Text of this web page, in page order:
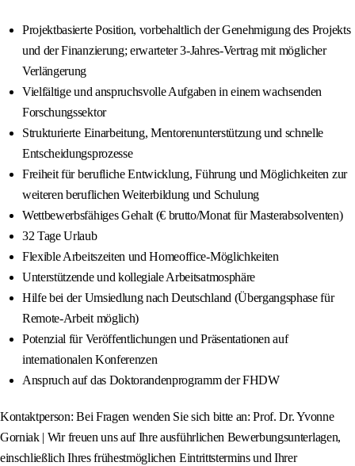
Projektbasierte Position, vorbehaltlich der Genehmigung des Projekts
und der Finanzierung; erwarteter 3-Jahres-Vertrag mit möglicher
Verlängerung
Vielfältige und anspruchsvolle Aufgaben in einem wachsenden
Forschungssektor
Strukturierte Einarbeitung, Mentorenunterstützung und schnelle
Entscheidungsprozesse
Freiheit für berufliche Entwicklung, Führung und Möglichkeiten zur
weiteren beruflichen Weiterbildung und Schulung
Wettbewerbsfähiges Gehalt (€ brutto/Monat für Masterabsolventen)
32 Tage Urlaub
Flexible Arbeitszeiten und Homeoffice-Möglichkeiten
Unterstützende und kollegiale Arbeitsatmosphäre
Hilfe bei der Umsiedlung nach Deutschland (Übergangsphase für
Remote-Arbeit möglich)
Potenzial für Veröffentlichungen und Präsentationen auf
internationalen Konferenzen
Anspruch auf das Doktorandenprogramm der FHDW
Kontaktperson: Bei Fragen wenden Sie sich bitte an: Prof. Dr. Yvonne
Gorniak | Wir freuen uns auf Ihre ausführlichen Bewerbungsunterlagen,
einschließlich Ihres frühestmöglichen Eintrittstermins und Ihrer